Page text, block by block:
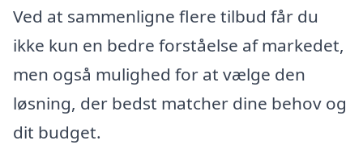
Ved at sammenligne flere tilbud får du
ikke kun en bedre forståelse af markedet,
men også mulighed for at vælge den
løsning, der bedst matcher dine behov og
dit budget.